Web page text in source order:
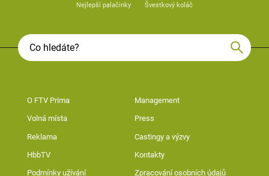
Nejlepší palačinky Švestkový koláč
O FTV Prima Management
Volná místa Press
Reklama Castingy a výzvy
HbbTV Kontakty
Podmínky užívání Zpracování osobních údajů